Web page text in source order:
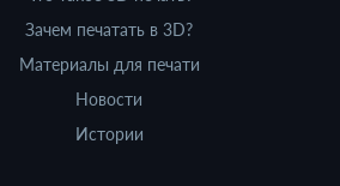
Зачем печатать в 3D?
Материалы для печати
Новости
Истории